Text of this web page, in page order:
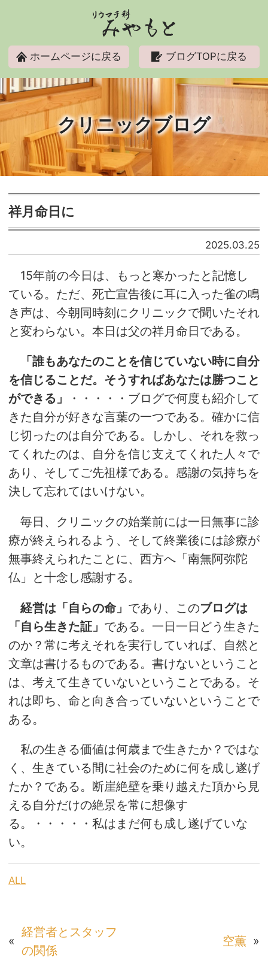
ホームページに戻る ブログTOPに戻る
クリニックブログ
祥月命日に
2025.03.25
15年前の今日は、もっと寒かったと記憶し
ている。ただ、死亡宣告後に耳に入った雀の鳴
き声は、今朝同時刻にクリニックで聞いたそれ
と変わらない。本日は父の祥月命日である。
「誰もあなたのことを信じていない時に自分
を信じることだ。そうすればあなたは勝つこと
ができる」
・・・・・ブログで何度も紹介して
きた自分が好きな言葉の一つである。確かに信
じ切ったのは自分である。しかし、それを救っ
てくれたのは、自分を信じ支えてくれた人々で
あり、そしてご先祖様である。感謝の気持ちを
決して忘れてはいけない。
毎日、クリニックの始業前には一日無事に診
療が終えられるよう、そして終業後には診療が
無事終えられたことに、西方へ「南無阿弥陀
仏」と十念し感謝する。
経営は「自らの命」 であり、このブログは
「自ら生きた証」 である。一日一日どう生きた
のか？常に考えそれを実行していれば、自然と
文章は書けるものである。書けないということ
は、考えて生きていないということである。そ
れは即ち、命と向き合っていないということで
ある。
私の生きる価値は何歳まで生きたか？ではな
く、生きている間に社会のために何を成し遂げ
たか？である。断崖絶壁を乗り越えた頂から見
える自分だけの絶景を常に想像す
る。・・・・・私はまだ何も成し遂げていな
い。
ALL
«
経営者とスタッフ
の関係
空薫 »